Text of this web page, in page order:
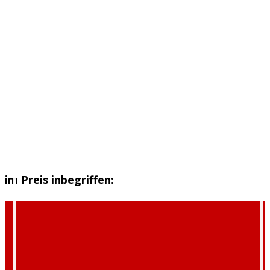
im Preis inbegriffen: